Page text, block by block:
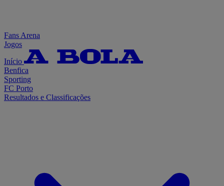
Fans Arena
Jogos
Início
Benfica
Sporting
FC Porto
Resultados e Classificações